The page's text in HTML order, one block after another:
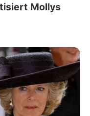
Mollys